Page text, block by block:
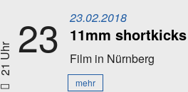
21 Uhr 23 23.02.2018
11mm shortkicks
Film in Nürnberg
mehr